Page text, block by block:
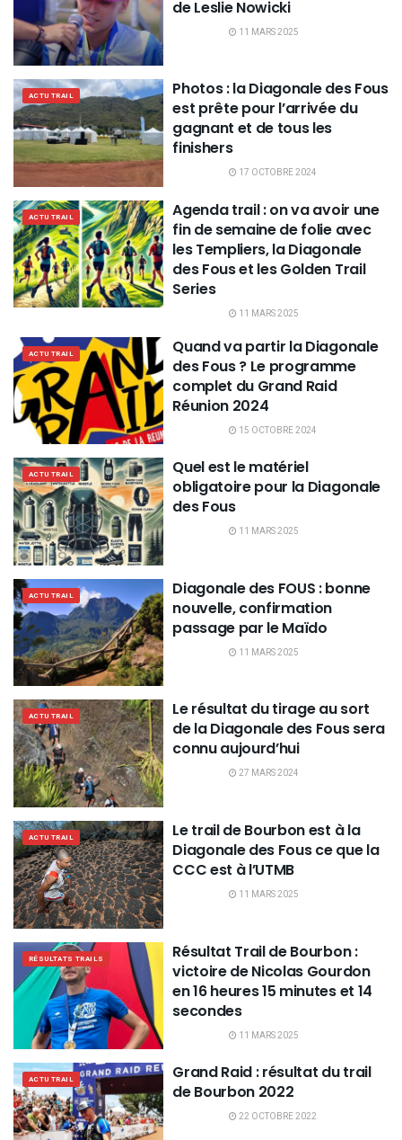
de Leslie Nowicki
11 MARS 2025
ACTU TRAIL
Photos : la Diagonale des Fous
est prête pour l’arrivée du
gagnant et de tous les
finishers
17 OCTOBRE 2024
ACTU TRAIL
Agenda trail : on va avoir une
fin de semaine de folie avec
les Templiers, la Diagonale
des Fous et les Golden Trail
Series
11 MARS 2025
ACTU TRAIL
Quand va partir la Diagonale
des Fous ? Le programme
complet du Grand Raid
Réunion 2024
15 OCTOBRE 2024
ACTU TRAIL
Quel est le matériel
obligatoire pour la Diagonale
des Fous
11 MARS 2025
ACTU TRAIL
Diagonale des FOUS : bonne
nouvelle, confirmation
passage par le Maïdo
11 MARS 2025
ACTU TRAIL
Le résultat du tirage au sort
de la Diagonale des Fous sera
connu aujourd’hui
27 MARS 2024
ACTU TRAIL
Le trail de Bourbon est à la
Diagonale des Fous ce que la
CCC est à l’UTMB
11 MARS 2025
RÉSULTATS TRAILS
Résultat Trail de Bourbon :
victoire de Nicolas Gourdon
en 16 heures 15 minutes et 14
secondes
11 MARS 2025
ACTU TRAIL
Grand Raid : résultat du trail
de Bourbon 2022
22 OCTOBRE 2022